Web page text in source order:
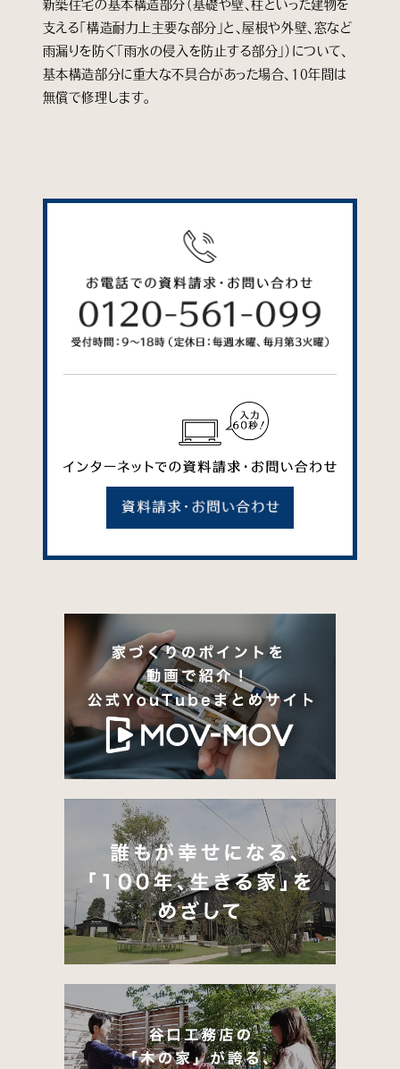
新築住宅の基本構造部分（基礎や壁、柱といった建物を
支える「構造耐力上主要な部分」と、屋根や外壁、窓など
雨漏りを防ぐ「雨水の侵入を防止する部分」）について、
基本構造部分に重大な不具合があった場合、10年間は
無償で修理します。